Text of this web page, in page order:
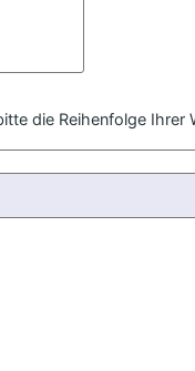
die Reihenfolge Ihrer